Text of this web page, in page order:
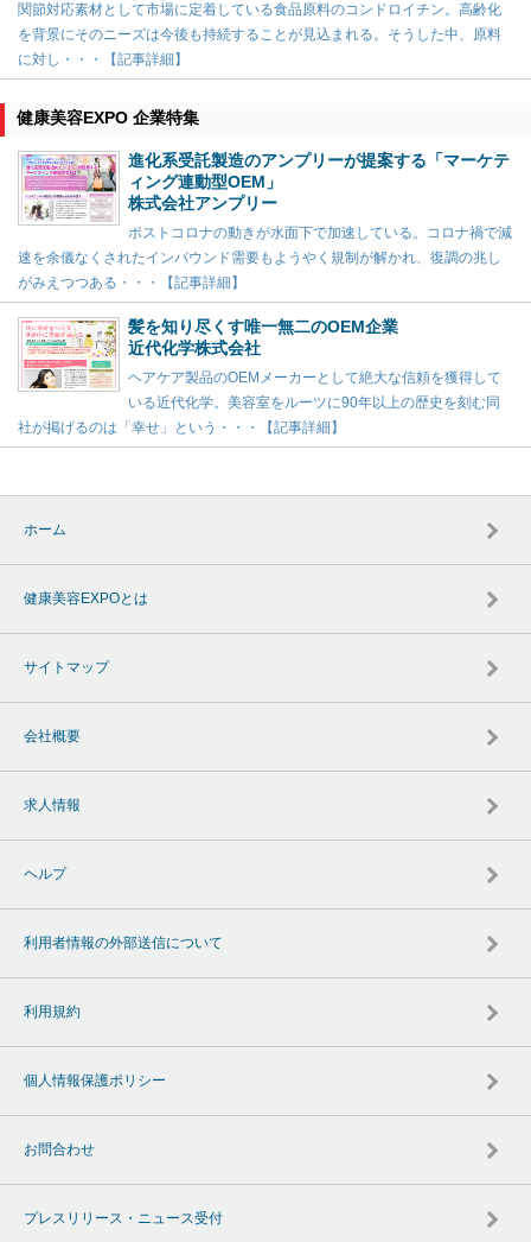
関節対応素材として市場に定着している食品原料のコンドロイチン。高齢化
を背景にそのニーズは今後も持続することが見込まれる。そうした中、原料
に対し・・・【記事詳細】
健康美容EXPO 企業特集
進化系受託製造のアンプリーが提案する「マーケテ
ィング連動型OEM」
株式会社アンプリー
ポストコロナの動きが水面下で加速している。コロナ禍で減
速を余儀なくされたインバウンド需要もようやく規制が解かれ、復調の兆し
がみえつつある・・・【記事詳細】
髪を知り尽くす唯一無二のOEM企業
近代化学株式会社
ヘアケア製品のOEMメーカーとして絶大な信頼を獲得して
いる近代化学。美容室をルーツに90年以上の歴史を刻む同
社が掲げるのは「幸せ」という・・・【記事詳細】
ホーム
健康美容EXPOとは
サイトマップ
会社概要
求人情報
ヘルプ
利用者情報の外部送信について
利用規約
個人情報保護ポリシー
お問合わせ
プレスリリース・ニュース受付